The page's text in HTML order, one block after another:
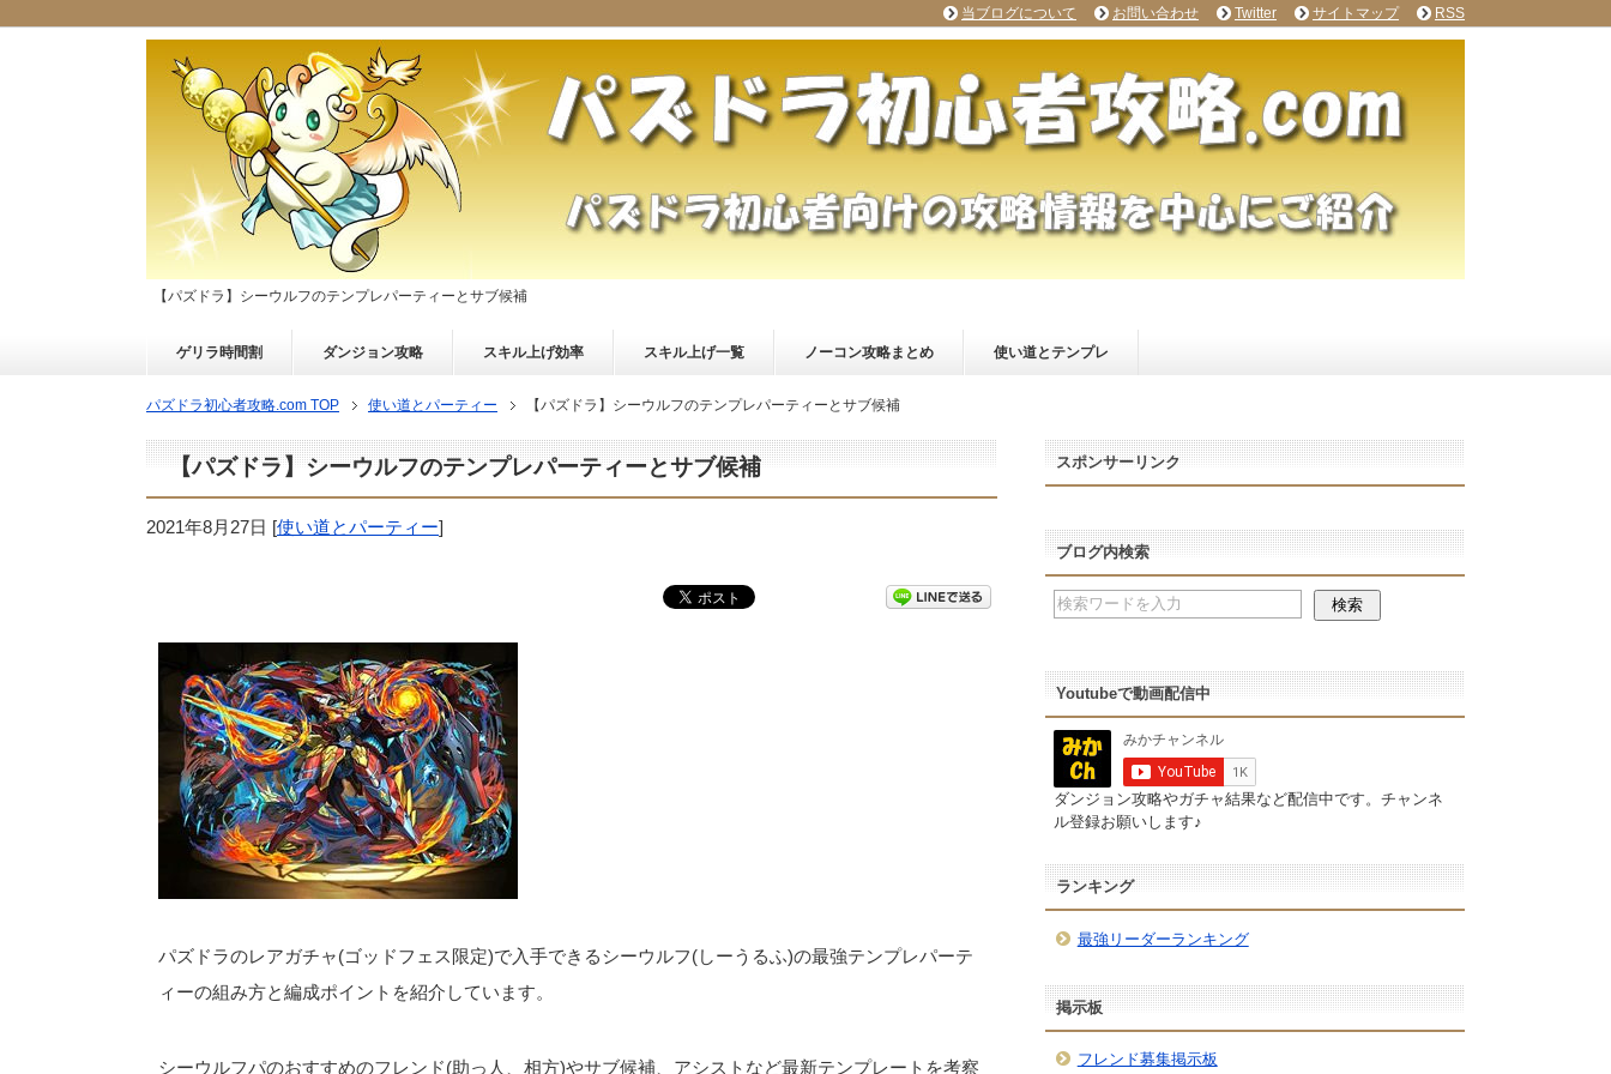
【パズドラ】シーウルフのテンプレパーティーとサブ候補
ゲリラ時間割 ダンジョン攻略 スキル上げ効率 スキル上げ一覧 ノーコン攻略まとめ 使い道とテンプレ
パズドラ初心者攻略.com TOP 使い道とパーティー 【パズドラ】シーウルフのテンプレパーティーとサブ候補
【パズドラ】シーウルフのテンプレパーティーとサブ候補
2021年8月27日 [使い道とパーティー]
パズドラのレアガチャ(ゴッドフェス限定)で入手できるシーウルフ(しーうるふ)の最強テンプレパーテ
ィーの組み方と編成ポイントを紹介しています。
シーウルフパのおすすめのフレンド(助っ人、相方)やサブ候補、アシストなど最新テンプレートを考察
スポンサーリンク
ブログ内検索
Youtubeで動画配信中
ダンジョン攻略やガチャ結果など配信中です。チャンネ
ル登録お願いします♪
ランキング
最強リーダーランキング
掲示板
フレンド募集掲示板
当ブログについて お問い合わせ Twitter サイトマップ RSS